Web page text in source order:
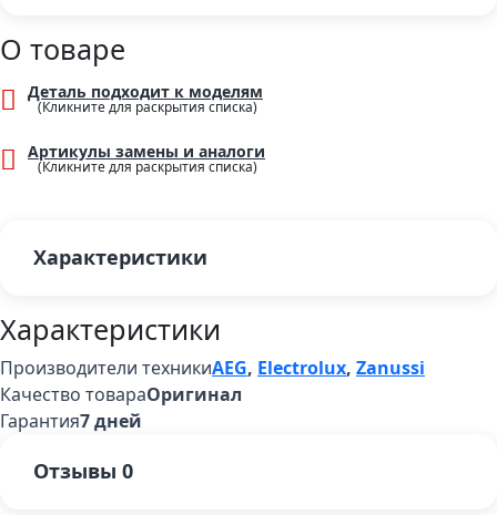
О товаре
Деталь подходит к моделям
Артикулы замены и аналоги
Характеристики
Характеристики
Производители техникиAEG, Electrolux, Zanussi
Качество товараОригинал
Гарантия7 дней
Отзывы 0